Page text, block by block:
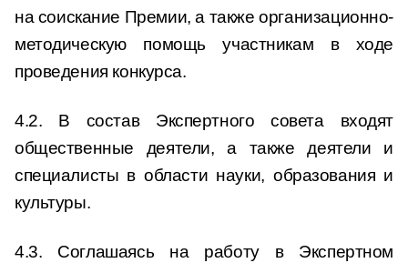
на соискание Премии, а также организационно-
методическую помощь участникам в ходе
проведения конкурса.
4.2. В состав Экспертного совета входят
общественные деятели, а также деятели и
специалисты в области науки, образования и
культуры.
4.3. Соглашаясь на работу в Экспертном